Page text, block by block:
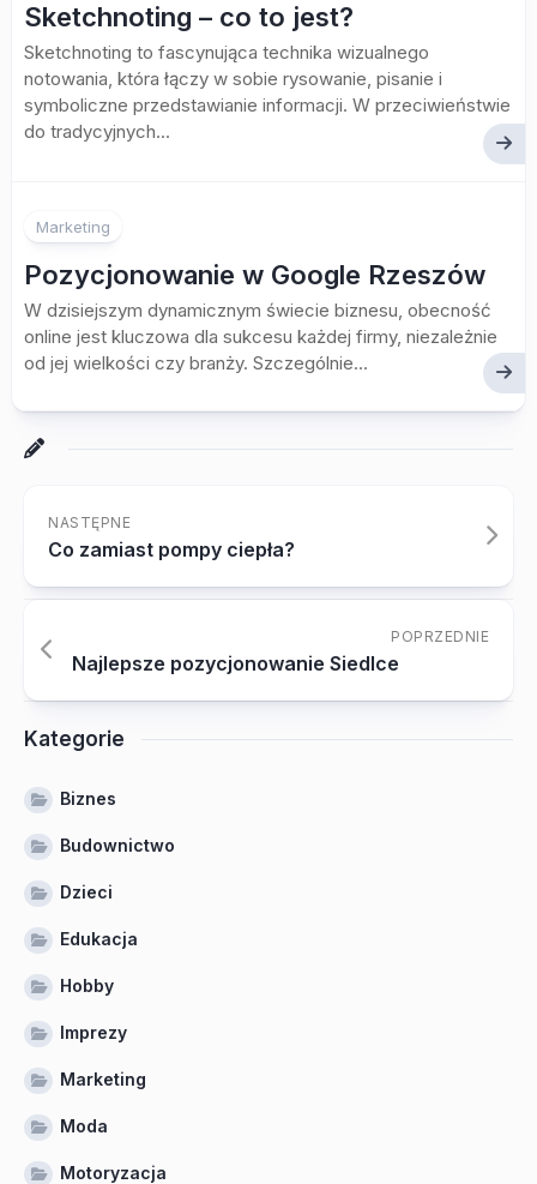
Sketchnoting – co to jest?
Sketchnoting to fascynująca technika wizualnego
notowania, która łączy w sobie rysowanie, pisanie i
symboliczne przedstawianie informacji. W przeciwieństwie
do tradycyjnych...
Marketing
Pozycjonowanie w Google Rzeszów
W dzisiejszym dynamicznym świecie biznesu, obecność
online jest kluczowa dla sukcesu każdej firmy, niezależnie
od jej wielkości czy branży. Szczególnie...
NASTĘPNE
Co zamiast pompy ciepła?
POPRZEDNIE
Najlepsze pozycjonowanie Siedlce
Kategorie
Biznes
Budownictwo
Dzieci
Edukacja
Hobby
Imprezy
Marketing
Moda
Motoryzacja